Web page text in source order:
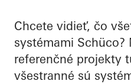
Chcete vidieť, čo
systémami Schüco?
referenčné projekty
všestranné sú